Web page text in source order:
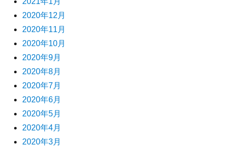
2020年12月
2020年11月
2020年10月
2020年9月
2020年8月
2020年7月
2020年6月
2020年5月
2020年4月
2020年3月